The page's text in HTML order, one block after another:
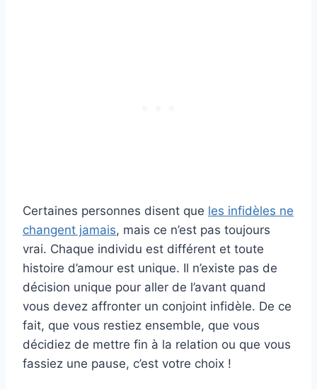
Certaines personnes disent que les infidèles ne
changent jamais, mais ce n’est pas toujours
vrai. Chaque individu est différent et toute
histoire d’amour est unique. Il n’existe pas de
décision unique pour aller de l’avant quand
vous devez affronter un conjoint infidèle. De ce
fait, que vous restiez ensemble, que vous
décidiez de mettre fin à la relation ou que vous
fassiez une pause, c’est votre choix !